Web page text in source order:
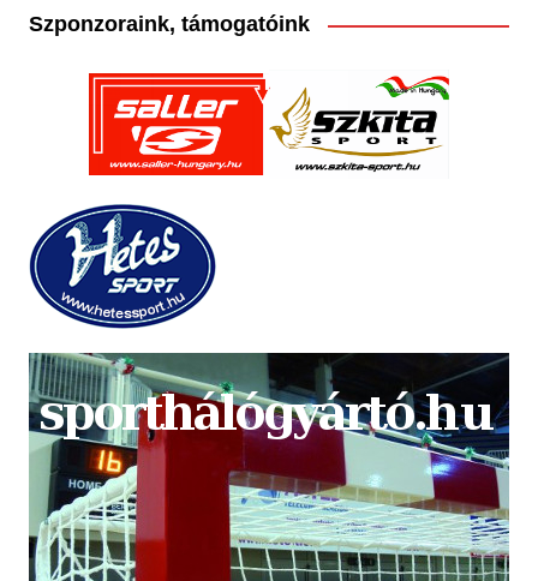
Szponzoraink, támogatóink